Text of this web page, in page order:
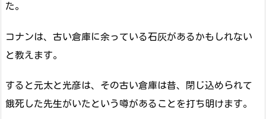
た。
コナンは、古い倉庫に余っている石灰があるかもしれない
と教えます。
すると元太と光彦は、その古い倉庫は昔、閉じ込められて
餓死した先生がいたという噂があることを打ち明けます。